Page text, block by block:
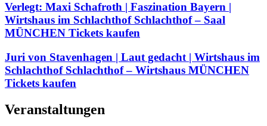
Verlegt: Maxi Schafroth | Faszination Bayern |
Wirtshaus im Schlachthof Schlachthof – Saal
MÜNCHEN Tickets kaufen
Juri von Stavenhagen | Laut gedacht | Wirtshaus im
Schlachthof Schlachthof – Wirtshaus MÜNCHEN
Tickets kaufen
Veranstaltungen